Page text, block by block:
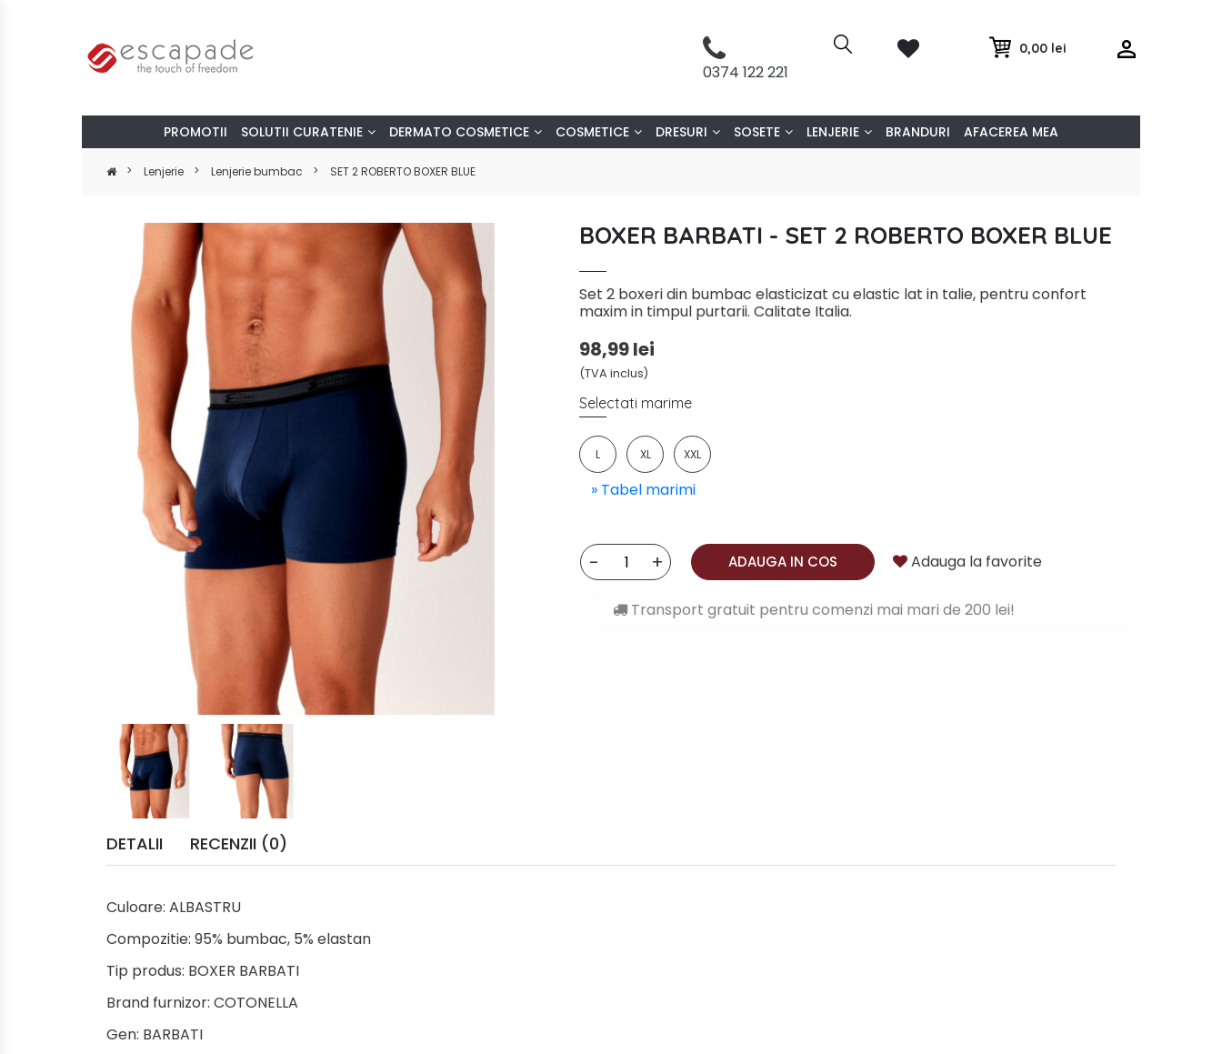
0374 122 221
0,00 lei
PROMOTII SOLUTII CURATENIE DERMATO COSMETICE COSMETICE DRESURI SOSETE LENJERIE BRANDURI AFACEREA MEA
Lenjerie Lenjerie bumbac SET 2 ROBERTO BOXER BLUE
BOXER BARBATI - SET 2 ROBERTO BOXER BLUE
Set 2 boxeri din bumbac elasticizat cu elastic lat in talie, pentru confort
maxim in timpul purtarii. Calitate Italia.
98,99 lei
(TVA inclus)
Selectati marime
L XL XXL
» Tabel marimi
- + ADAUGA IN COS Adauga la favorite
Transport gratuit pentru comenzi mai mari de 200 lei!
DETALII RECENZII (0)
Culoare: ALBASTRU
Compozitie: 95% bumbac, 5% elastan
Tip produs: BOXER BARBATI
Brand furnizor: COTONELLA
Gen: BARBATI